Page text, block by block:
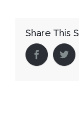
Share This